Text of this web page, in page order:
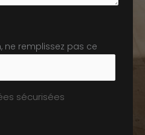
ne remplissez pas ce
sécurisées